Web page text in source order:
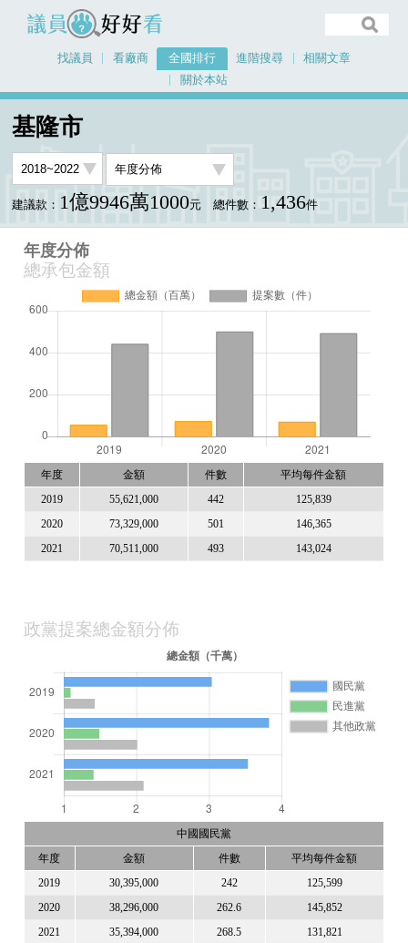
議員好好看
找議員 看廠商 全國排行 進階搜尋
相關文章
關於本站
基隆市
建議款： 1億9946萬1000元 總件數： 1,436件
年度分佈
總承包金額
年度 金額 件數 平均每件金額
2019 55,621,000 442 125,839
2020 73,329,000 501 146,365
2021 70,511,000 493 143,024
政黨提案總金額分佈
中國國民黨
年度 金額 件數 平均每件金額
2019 30,395,000 242 125,599
2020 38,296,000 262.6 145,852
2021 35,394,000 268.5 131,821